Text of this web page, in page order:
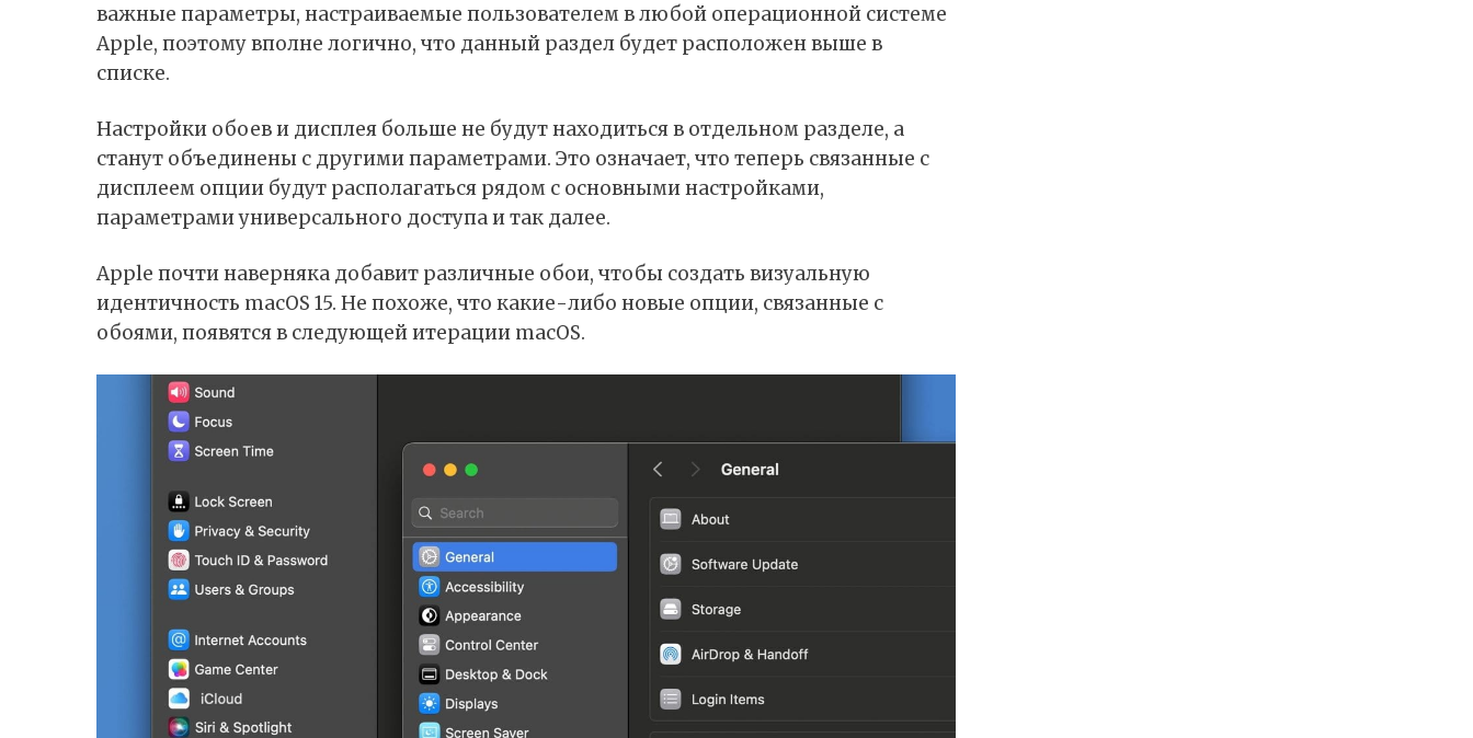
важные параметры, настраиваемые пользователем в любой операционной системе
Apple, поэтому вполне логично, что данный раздел будет расположен выше в
списке.
Настройки обоев и дисплея больше не будут находиться в отдельном разделе, а
станут объединены с другими параметрами. Это означает, что теперь связанные с
дисплеем опции будут располагаться рядом с основными настройками,
параметрами универсального доступа и так далее.
Apple почти наверняка добавит различные обои, чтобы создать визуальную
идентичность macOS 15. Не похоже, что какие-либо новые опции, связанные с
обоями, появятся в следующей итерации macOS.